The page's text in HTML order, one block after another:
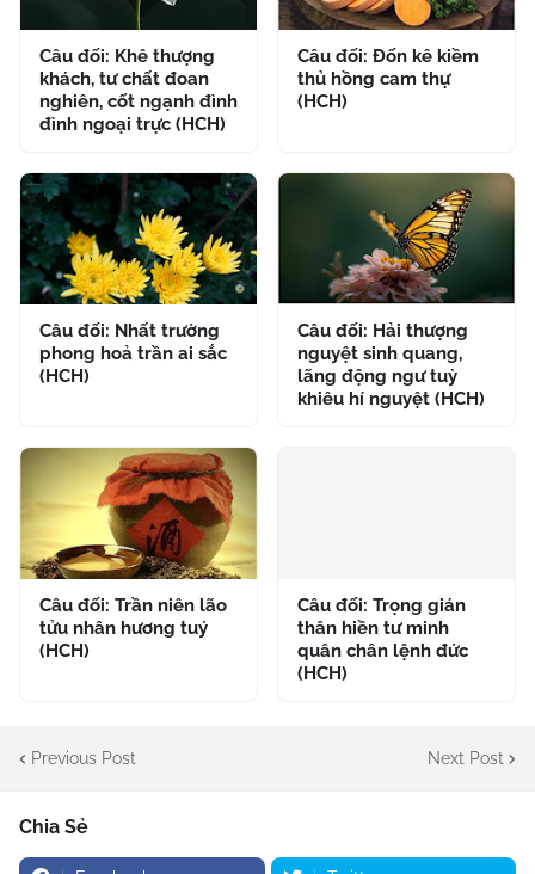
Câu đối: Khê thượng
khách, tư chất đoan
nghiên, cốt ngạnh đình
đình ngoại trực (HCH)
Câu đối: Đốn kê kiềm
thủ hồng cam thự
(HCH)
Câu đối: Nhất trường
phong hoả trần ai sắc
(HCH)
Câu đối: Hải thượng
nguyệt sinh quang,
lãng động ngư tuỳ
khiêu hí nguyệt (HCH)
Câu đối: Trần niên lão
tửu nhân hương tuý
(HCH)
Câu đối: Trọng gián
thân hiền tư minh
quân chân lệnh đức
(HCH)
Previous Post Next Post
Chia Sẻ